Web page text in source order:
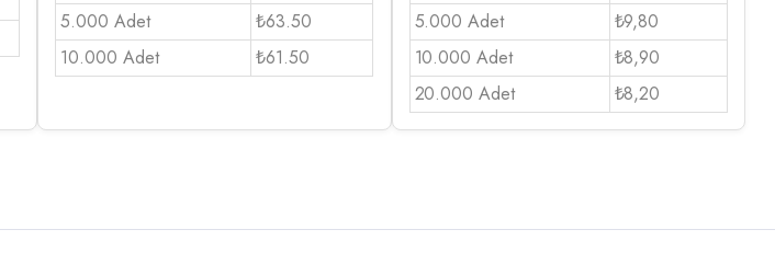
5.000 Adet
₺63.50
10.000 Adet
₺61.50
5.000 Adet
₺9,80
10.000 Adet
₺8,90
20.000 Adet
₺8,20